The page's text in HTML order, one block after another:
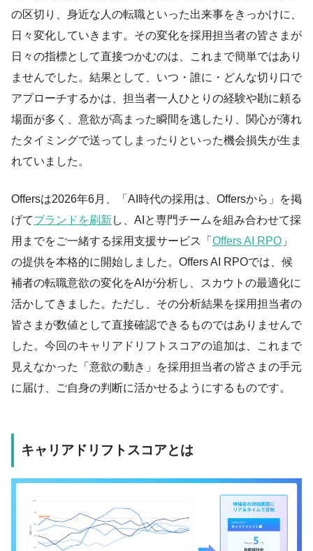
の区切り、身近な人の転職といった出来事をきっかけに、
日々変化していきます。その変化を採用担当者の皆さまが
日々の指標として直接つかむのは、これまで簡単ではあり
ませんでした。結果として、いつ・誰に・どんな切り口で
アプローチするかは、担当者一人ひとりの経験や勘に頼る
場面が多く、意欲が高まった瞬間を逃したり、関心が薄れ
たタイミングで送ってしまったりといった機会損失が生ま
れていました。
Offersは2026年6月、「AI時代の採用は、Offersから」を掲
げてブランドを刷新し、AIと専門チームを組み合わせて採
用までをご一緒する採用支援サービス「 Offers AI RPO 」
の提供を本格的に開始しました。Offers AI RPOでは、候
補者の転職意欲の変化をAIが分析し、スカウトの最適化に
活かしてきました。ただし、その分析結果を採用担当者の
皆さまが数値として直接確認できるものではありませんで
した。今回のキャリアドリフトスコアの追加は、これまで
見えなかった「意欲の動き」を採用担当者の皆さまの手元
に届け、ご自身の判断に活かせるようにするものです。
キャリアドリフトスコアとは